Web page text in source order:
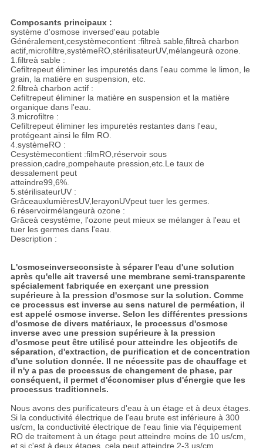
Composants principaux :
système d'osmose inversed'eau potable
Généralement,cesystèmecontient :filtreà sable,filtreà charbon
actif,microfiltre,systèmeRO,stérilisateurUV,mélangeurà ozone.
1.filtreà sable :
Cefiltrepeut éliminer les impuretés dans l'eau comme le limon, le
grain, la matière en suspension, etc.
2.filtreà charbon actif :
Cefiltrepeut éliminer la matière en suspension et la matière
organique dans l'eau.
3.microfiltre :
Cefiltrepeut éliminer les impuretés restantes dans l'eau,
protégeant ainsi le film RO.
4.systèmeRO :
Cesystèmecontient :filmRO,réservoir sous
pression,cadre,pompehaute pression,etc.Le taux de
dessalement peut
atteindre99,6%.
5.stérilisateurUV :
GrâceauxlumièresUV,lerayonUVpeut tuer les germes.
6.réservoirmélangeurà ozone :
Grâceà cesystème, l'ozone peut mieux se mélanger à l'eau et
tuer les germes dans l'eau.
Description :
L'osmoseinverseconsiste à séparer l'eau d'une solution
après qu'elle ait traversé une membrane semi-transparente
spécialement fabriquée en exerçant une pression
supérieure à la pression d'osmose sur la solution. Comme
ce processus est inverse au sens naturel de perméation, il
est appelé osmose inverse. Selon les différentes pressions
d'osmose de divers matériaux, le processus d'osmose
inverse avec une pression supérieure à la pression
d'osmose peut être utilisé pour atteindre les objectifs de
séparation, d'extraction, de purification et de concentration
d'une solution donnée. Il ne nécessite pas de chauffage et
il n'y a pas de processus de changement de phase, par
conséquent, il permet d'économiser plus d'énergie que les
processus traditionnels.
Nous avons des purificateurs d'eau à un étage et à deux étages.
Si la conductivité électrique de l'eau brute est inférieure à 300
us/cm, la conductivité électrique de l'eau finie via l'équipement
RO de traitement à un étage peut atteindre moins de 10 us/cm,
et si c'est à deux étages, cela peut atteindre 2-3 us/cm.